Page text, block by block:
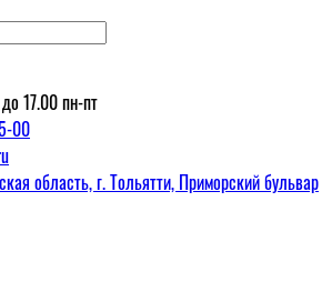
17.00 пн-пт
00
область, г. Тольятти, Приморский бульвар